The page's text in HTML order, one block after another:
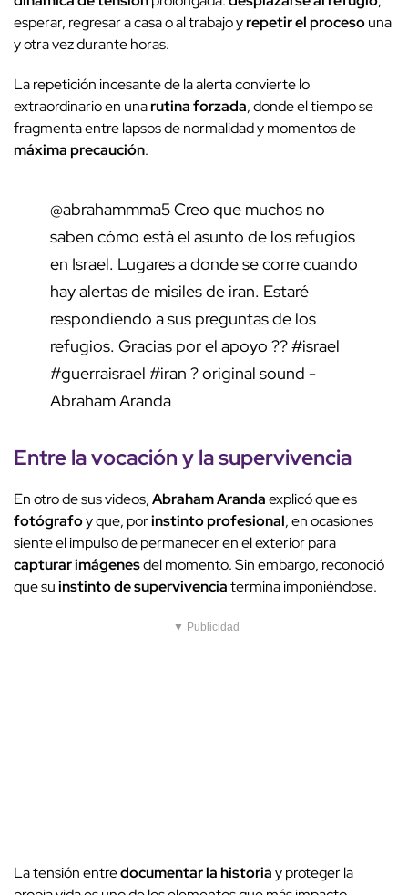
esperar, regresar a casa o al trabajo yrepetir el procesouna
y otra vez durante horas.
La repetición incesante de la alerta convierte lo
extraordinario en unarutina forzada, donde el tiempo se
fragmenta entre lapsos de normalidad y momentos de
máxima precaución.
@abrahammma5Creo que muchos no
saben cómo está el asunto de los refugios
en Israel. Lugares a donde se corre cuando
hay alertas de misiles de iran. Estaré
respondiendo a sus preguntas de los
refugios. Gracias por el apoyo ??#israel
#guerraisrael #iran ? original sound -
Abraham Aranda
Entre la vocación y la supervivencia
En otro de sus videos,Abraham Arandaexplicó que es
fotógrafoy que, porinstinto profesional, en ocasiones
siente el impulso de permanecer en el exterior para
capturar imágenesdel momento. Sin embargo, reconoció
que suinstinto de supervivenciatermina imponiéndose.
▼ Publicidad
La tensión entredocumentar la historiay proteger la